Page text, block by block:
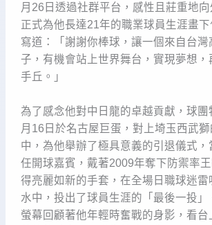
月26日透過社群平台，感性且莊重地向
正式為他長達21年的職業球員生涯畫
寫道：「謝謝你棒球，讓一個來自台灣
子，有機會站上世界舞台，實現夢想，
手丘。」
為了感念他對中日龍的卓越貢獻，球團
月16日於名古屋巨蛋，對上埼玉西武
中，為他舉辦了極具意義的引退儀式，
任開球嘉賓，戴著2009年奪下防禦率
得亮麗如新的手套，在全場日職球迷雷
水中，投出了球員生涯的「最後一投」
螢幕回顧著他年輕時奮戰的身影，看台